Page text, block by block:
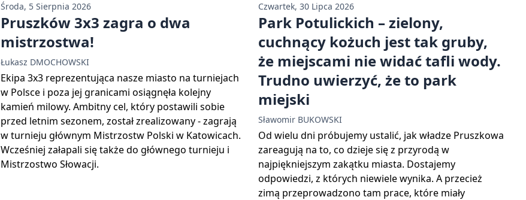
Środa, 5 Sierpnia 2026
Pruszków 3x3 zagra o dwa
mistrzostwa!
Łukasz DMOCHOWSKI
Ekipa 3x3 reprezentująca nasze miasto na turniejach
w Polsce i poza jej granicami osiągnęła kolejny
kamień milowy. Ambitny cel, który postawili sobie
przed letnim sezonem, został zrealizowany - zagrają
w turnieju głównym Mistrzostw Polski w Katowicach.
Wcześniej załapali się także do głównego turnieju i
Mistrzostwo Słowacji.
Czwartek, 30 Lipca 2026
Park Potulickich – zielony,
cuchnący kożuch jest tak gruby,
że miejscami nie widać tafli wody.
Trudno uwierzyć, że to park
miejski
Sławomir BUKOWSKI
Od wielu dni próbujemy ustalić, jak władze Pruszkowa
zareagują na to, co dzieje się z przyrodą w
najpiękniejszym zakątku miasta. Dostajemy
odpowiedzi, z których niewiele wynika. A przecież
zimą przeprowadzono tam prace, które miały